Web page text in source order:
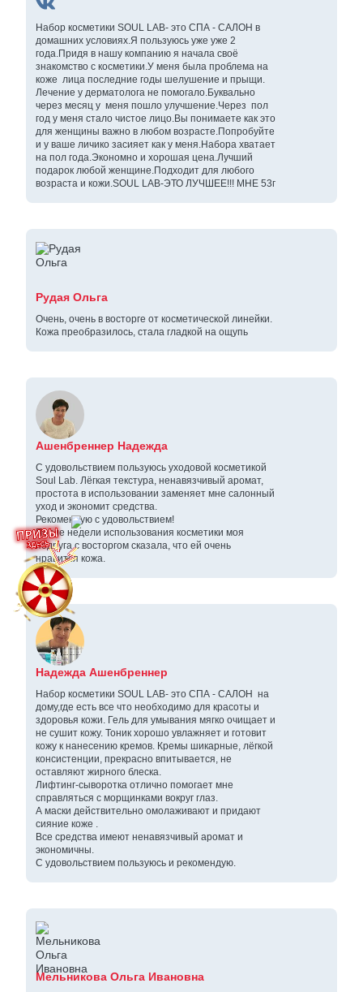
Набор косметики SOUL LAB- это СПА - САЛОН в
домашних условиях.Я пользуюсь уже уже 2
года.Придя в нашу компанию я начала своё
знакомство с косметики.У меня была проблема на
коже лица последние годы шелушение и прыщи.
Лечение у дерматолога не помогало.Буквально
через месяц у меня пошло улучшение.Через пол
год у меня стало чистое лицо.Вы понимаете как это
для женщины важно в любом возрасте.Попробуйте
и у ваше личико засияет как у меня.Набора хватает
на пол года.Экономно и хорошая цена.Лучший
подарок любой женщине.Подходит для любого
возраста и кожи.SOUL LAB-ЭТО ЛУЧШЕЕ!!! МНЕ 53г
Рудая Ольга
Очень, очень в восторге от косметической линейки.
Кожа преобразилось, стала гладкой на ощупь
Ашенбреннер Надежда
С удовольствием пользуюсь уходовой косметикой
Soul Lab. Лёгкая текстура, ненавязчивый аромат,
простота в использовании заменяет мне салонный
уход и экономит средства.
Рекомендую с удовольствием!
После недели использования косметики моя
подруга с восторгом сказала, что ей очень
нравится кожа.
Надежда Ашенбреннер
Набор косметики SOUL LAB- это СПА - САЛОН на
дому,где есть все что необходимо для красоты и
здоровья кожи. Гель для умывания мягко очищает и
не сушит кожу. Тоник хорошо увлажняет и готовит
кожу к нанесению кремов. Кремы шикарные, лёгкой
консистенции, прекрасно впитывается, не
оставляют жирного блеска.
Лифтинг-сыворотка отлично помогает мне
справляться с морщинками вокруг глаз.
А маски действительно омолаживают и придают
сияние коже .
Все средства имеют ненавязчивый аромат и
экономичны.
С удовольствием пользуюсь и рекомендую.
Мельникова Ольга Ивановна